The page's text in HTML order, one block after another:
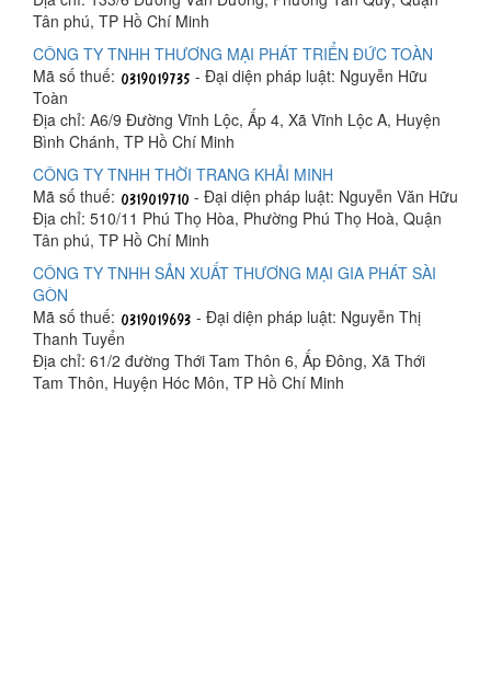
Tân phú, TP Hồ Chí Minh
CÔNG TY TNHH THƯƠNG MẠI PHÁT TRIỂN ĐỨC TOÀN
Mã số thuế:
- Đại diện pháp luật: Nguyễn Hữu
Toàn
Địa chỉ: A6/9 Đường Vĩnh Lộc, Ấp 4, Xã Vĩnh Lộc A, Huyện
Bình Chánh, TP Hồ Chí Minh
CÔNG TY TNHH THỜI TRANG KHẢI MINH
Mã số thuế:
- Đại diện pháp luật: Nguyễn Văn Hữu
Địa chỉ: 510/11 Phú Thọ Hòa, Phường Phú Thọ Hoà, Quận
Tân phú, TP Hồ Chí Minh
CÔNG TY TNHH SẢN XUẤT THƯƠNG MẠI GIA PHÁT SÀI
GÒN
Mã số thuế:
- Đại diện pháp luật: Nguyễn Thị
Thanh Tuyển
Địa chỉ: 61/2 đường Thới Tam Thôn 6, Ấp Đông, Xã Thới
Tam Thôn, Huyện Hóc Môn, TP Hồ Chí Minh